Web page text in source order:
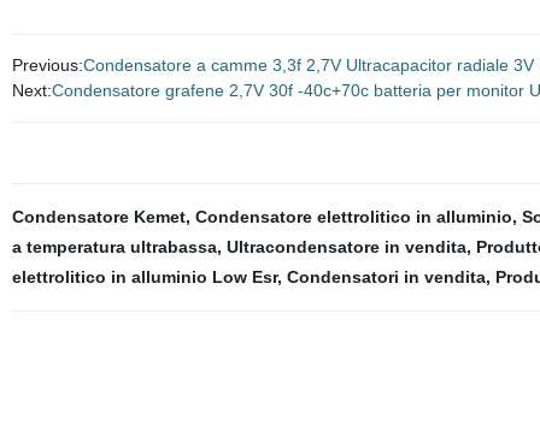
Previous:Condensatore a camme 3,3f 2,7V Ultracapacitor radiale
Next:Condensatore grafene 2,7V 30f -40c+70c batteria per monitor
Condensatore Kemet, Condensatore elettrolitico in alluminio,
a temperatura ultrabassa, Ultracondensatore in vendita,
elettrolitico in alluminio Low Esr, Condensatori in vendita,